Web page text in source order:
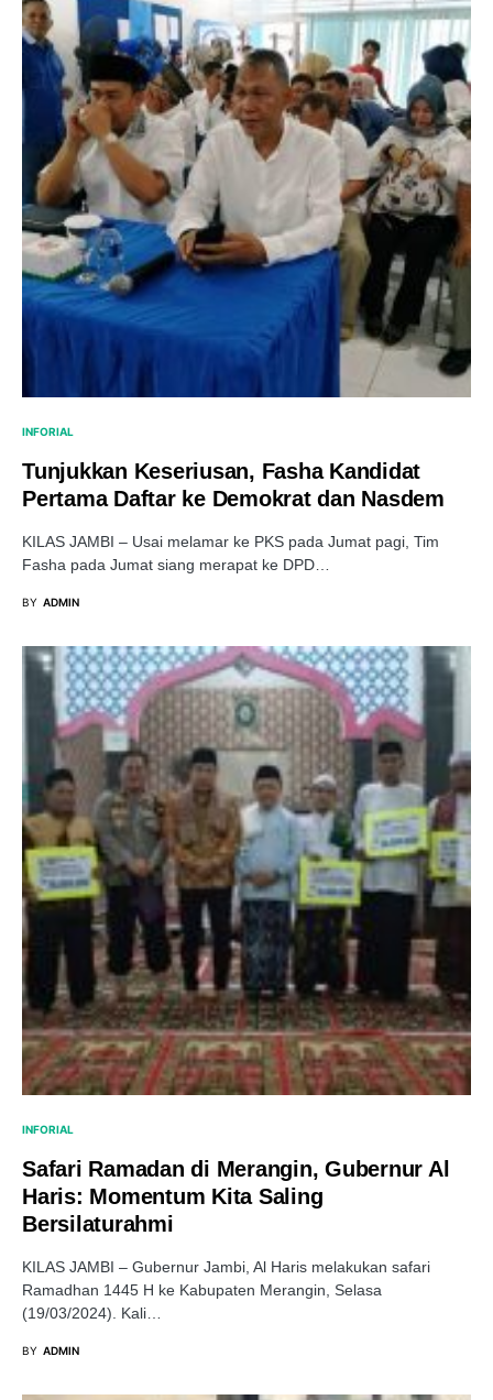
INFORIAL
Tunjukkan Keseriusan, Fasha Kandidat
Pertama Daftar ke Demokrat dan Nasdem
KILAS JAMBI – Usai melamar ke PKS pada Jumat pagi, Tim
Fasha pada Jumat siang merapat ke DPD…
BY ADMIN
INFORIAL
Safari Ramadan di Merangin, Gubernur Al
Haris: Momentum Kita Saling
Bersilaturahmi
KILAS JAMBI – Gubernur Jambi, Al Haris melakukan safari
Ramadhan 1445 H ke Kabupaten Merangin, Selasa
(19/03/2024). Kali…
BY ADMIN